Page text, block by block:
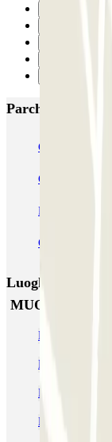
Parcheggi più
Garage Verdi
Garage Florentia
Firparking -
Garage San
Luoghi ed eventi
MUOVIAMO
Parcheggi
Parcheggio
Parcheggio
Parcheggi